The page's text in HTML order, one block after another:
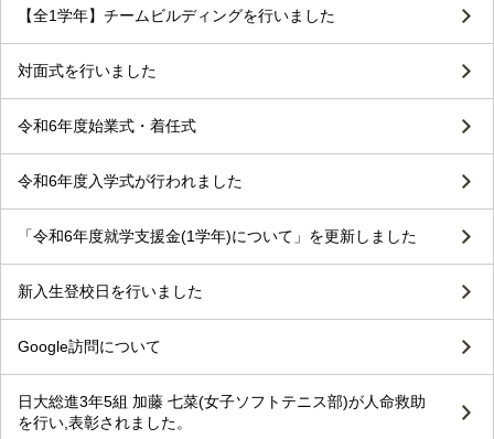
【全1学年】チームビルディングを行いました
対面式を行いました
令和6年度始業式・着任式
令和6年度入学式が行われました
「令和6年度就学支援金(1学年)について」を更新しました
新入生登校日を行いました
Google訪問について
日大総進3年5組 加藤 七菜(女子ソフトテニス部)が人命救助
を行い,表彰されました。